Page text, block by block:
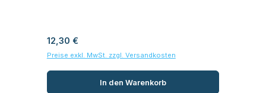
Regulärer Preis:
12,30 €
Preise exkl. MwSt. zzgl. Versandkosten
In den Warenkorb